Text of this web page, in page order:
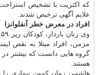
كه اكثریت با تشخیص
علایم آگهی ترخیص شدند.
افراد در معرض خطر آنفلوانزا
مزمن، افراد مبتلا به نقص
گروه هایی دانست كه بیشتر
هستند.